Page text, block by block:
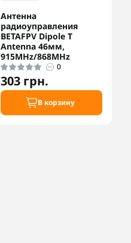
Антенна
радиоуправления
BETAFPV Dipole T
Antenna 46мм,
915MHz/868MHz
0
303 грн.
В корзину